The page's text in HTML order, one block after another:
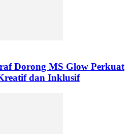
Dorong MS Glow Perkuat
dan Inklusif